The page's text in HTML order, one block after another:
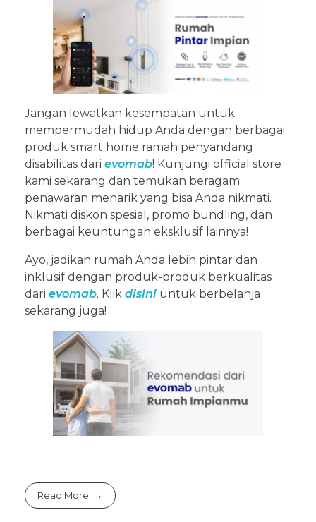
Jangan lewatkan kesempatan untuk
mempermudah hidup Anda dengan berbagai
produk smart home ramah penyandang
disabilitas dari evomab! Kunjungi official store
kami sekarang dan temukan beragam
penawaran menarik yang bisa Anda nikmati.
Nikmati diskon spesial, promo bundling, dan
berbagai keuntungan eksklusif lainnya!
Ayo, jadikan rumah Anda lebih pintar dan
inklusif dengan produk-produk berkualitas
dari evomab. Klik disini untuk berbelanja
sekarang juga!
Read More